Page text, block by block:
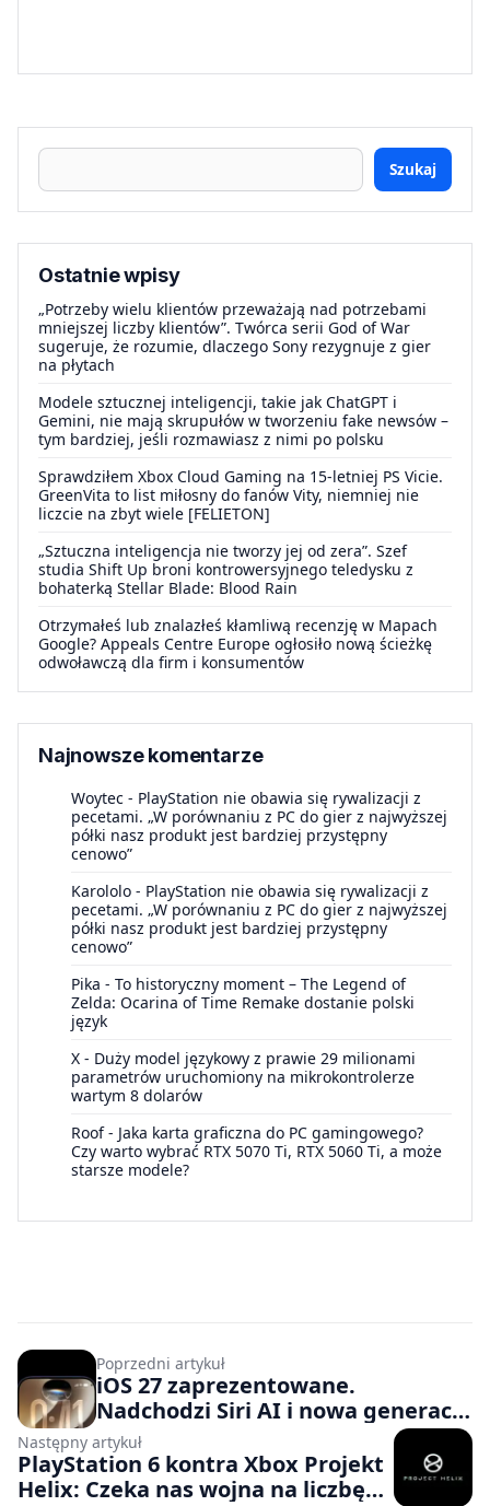
Szukaj
Ostatnie wpisy
„Potrzeby wielu klientów przeważają nad potrzebami
mniejszej liczby klientów”. Twórca serii God of War
sugeruje, że rozumie, dlaczego Sony rezygnuje z gier
na płytach
Modele sztucznej inteligencji, takie jak ChatGPT i
Gemini, nie mają skrupułów w tworzeniu fake newsów –
tym bardziej, jeśli rozmawiasz z nimi po polsku
Sprawdziłem Xbox Cloud Gaming na 15-letniej PS Vicie.
GreenVita to list miłosny do fanów Vity, niemniej nie
liczcie na zbyt wiele [FELIETON]
„Sztuczna inteligencja nie tworzy jej od zera”. Szef
studia Shift Up broni kontrowersyjnego teledysku z
bohaterką Stellar Blade: Blood Rain
Otrzymałeś lub znalazłeś kłamliwą recenzję w Mapach
Google? Appeals Centre Europe ogłosiło nową ścieżkę
odwoławczą dla firm i konsumentów
Najnowsze komentarze
Woytec - PlayStation nie obawia się rywalizacji z
pecetami. „W porównaniu z PC do gier z najwyższej
półki nasz produkt jest bardziej przystępny
cenowo”
Karololo - PlayStation nie obawia się rywalizacji z
pecetami. „W porównaniu z PC do gier z najwyższej
półki nasz produkt jest bardziej przystępny
cenowo”
Pika - To historyczny moment – The Legend of
Zelda: Ocarina of Time Remake dostanie polski
język
X - Duży model językowy z prawie 29 milionami
parametrów uruchomiony na mikrokontrolerze
wartym 8 dolarów
Roof- Jaka karta graficzna do PC gamingowego?
Czy warto wybrać RTX 5070 Ti, RTX 5060 Ti, a może
starsze modele?
Poprzedni artykuł
iOS 27 zaprezentowane.
Nadchodzi Siri AI i nowa generacja
Apple Intelligence, ale nie dla
użytkowników z UE
Następny artykuł
PlayStation 6 kontra Xbox Projekt
Helix: Czeka nas wojna na liczbę